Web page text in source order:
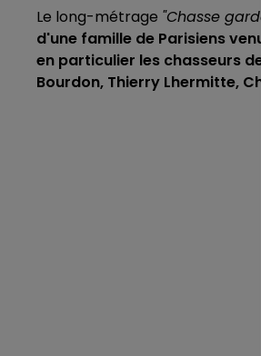
Le long-métrage "Chasse
d'une famille de Parisiens
en particulier les chasseurs
Bourdon, Thierry Lhermitte,